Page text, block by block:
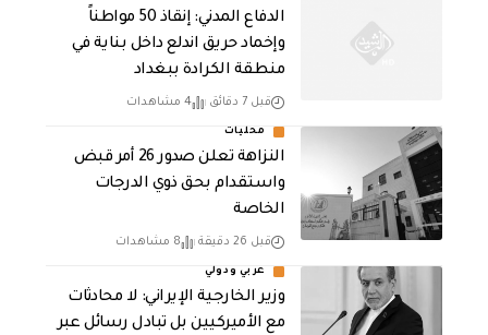
الدفاع المدني: إنقاذ 50 مواطناً
وإخماد حريق اندلع داخل بناية في
منطقة الكرادة ببغداد
قبل 7 دقائق 4 مشاهدات
محليات
النزاهة تعلن صدور 26 أمر قبض
واستقدام بحق ذوي الدرجات
الخاصة
قبل 26 دقيقة 8 مشاهدات
عربي ودولي
‏وزير الخارجية الإيراني: لا محادثات
مع الأميركيين بل تبادل رسائل عبر